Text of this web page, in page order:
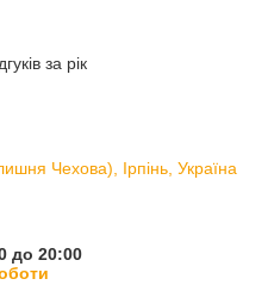
за рік
Чехова), Ірпінь, Україна
до 20:00